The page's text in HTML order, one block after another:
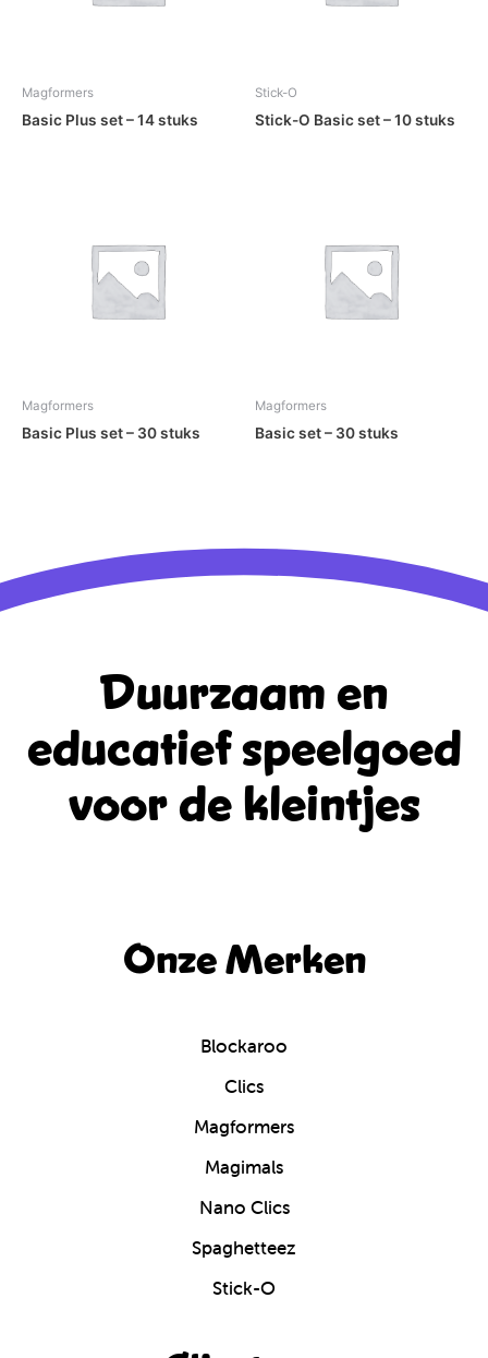
Magformers
Basic Plus set – 14 stuks
Stick-O
Stick-O Basic set – 10 stuks
Magformers
Basic Plus set – 30 stuks
Magformers
Basic set – 30 stuks
Duurzaam en
educatiefspeelgoed
voor de kleintjes
Onze Merken
Blockaroo
Clics
Magformers
Magimals
Nano Clics
Spaghetteez
Stick-O